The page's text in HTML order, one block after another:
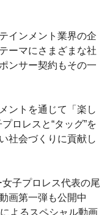
インメント業界の企
ーマにさまざまな社
ンサー契約もその一
ントを通じて「楽し
ロレスと“タッグ”を
社会づくりに貢献し
子プロレス代表の尾
画第一弾も公開中
よるスペシャル動画